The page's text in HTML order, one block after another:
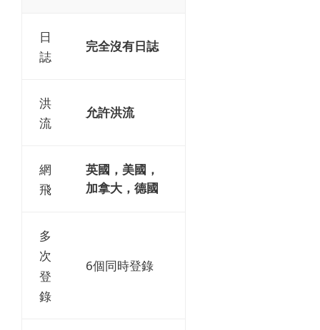
日
誌
完全沒有日誌
洪
流
允許洪流
網
飛
英國，美國，
加拿大，德國
多
次
登
錄
6個同時登錄